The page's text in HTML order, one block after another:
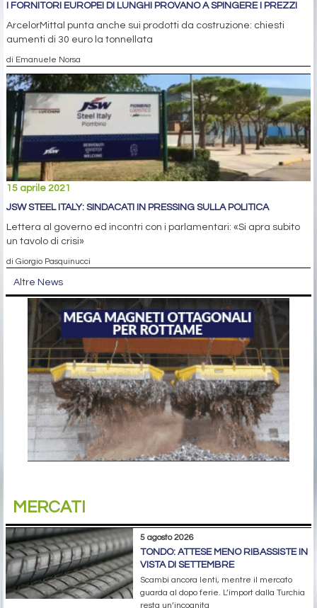
I FORNITORI EUROPEI DI LUNGHI PROVANO A SPINGERE I PREZZI
ArcelorMittal punta anche sui prodotti da costruzione: chiesti
aumenti di 30 euro la tonnellata
di Emanuele Norsa
15 aprile 2021
JSW STEEL ITALY: SINDACATI IN PRESSING SULLA POLITICA
Lettera al governo ed incontri con i parlamentari: «Si apra subito
un tavolo di crisi»
di Giorgio Pasquinucci
Altre News
MERCATI
5 agosto 2026
TONDO: ATTESE MENO RIBASSISTE IN
VISTA DI SETTEMBRE
Scambi ancora lenti, mentre il mercato
guarda al dopo ferie. L’import dalla Turchia
resta un’incognita